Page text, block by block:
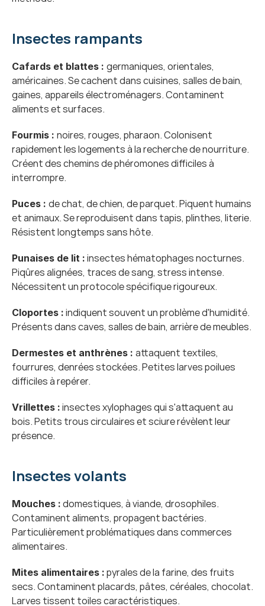
Insectes rampants
Cafards et blattes : germaniques, orientales,
américaines. Se cachent dans cuisines, salles de bain,
gaines, appareils électroménagers. Contaminent
aliments et surfaces.
Fourmis : noires, rouges, pharaon. Colonisent
rapidement les logements à la recherche de nourriture.
Créent des chemins de phéromones difficiles à
interrompre.
Puces : de chat, de chien, de parquet. Piquent humains
et animaux. Se reproduisent dans tapis, plinthes, literie.
Résistent longtemps sans hôte.
Punaises de lit : insectes hématophages nocturnes.
Piqûres alignées, traces de sang, stress intense.
Nécessitent un protocole spécifique rigoureux.
Cloportes : indiquent souvent un problème d'humidité.
Présents dans caves, salles de bain, arrière de meubles.
Dermestes et anthrènes : attaquent textiles,
fourrures, denrées stockées. Petites larves poilues
difficiles à repérer.
Vrillettes : insectes xylophages qui s'attaquent au
bois. Petits trous circulaires et sciure révèlent leur
présence.
Insectes volants
Mouches : domestiques, à viande, drosophiles.
Contaminent aliments, propagent bactéries.
Particulièrement problématiques dans commerces
alimentaires.
Mites alimentaires : pyrales de la farine, des fruits
secs. Contaminent placards, pâtes, céréales, chocolat.
Larves tissent toiles caractéristiques.